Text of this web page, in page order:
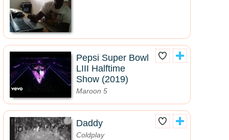
Pepsi Super Bowl
LIII Halftime
Show (2019)
Maroon 5
Daddy
Coldplay